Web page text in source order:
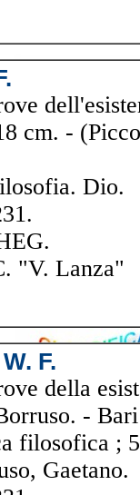
cm. -
Dio.
"V. Lanza"
F.
della
-
filosofica ;
Gaetano.